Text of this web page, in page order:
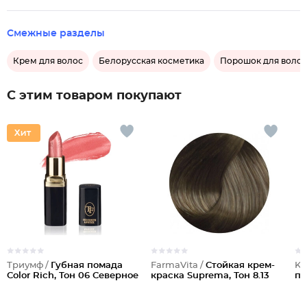
Смежные разделы
Крем для волос Белорусская косметика Порошок для волос
С этим товаром покупают
Триумф / Губная помада
Color Rich, Тон 06 Северное
FarmaVita / Стойкая крем-
краска Suprema, Тон 8.13